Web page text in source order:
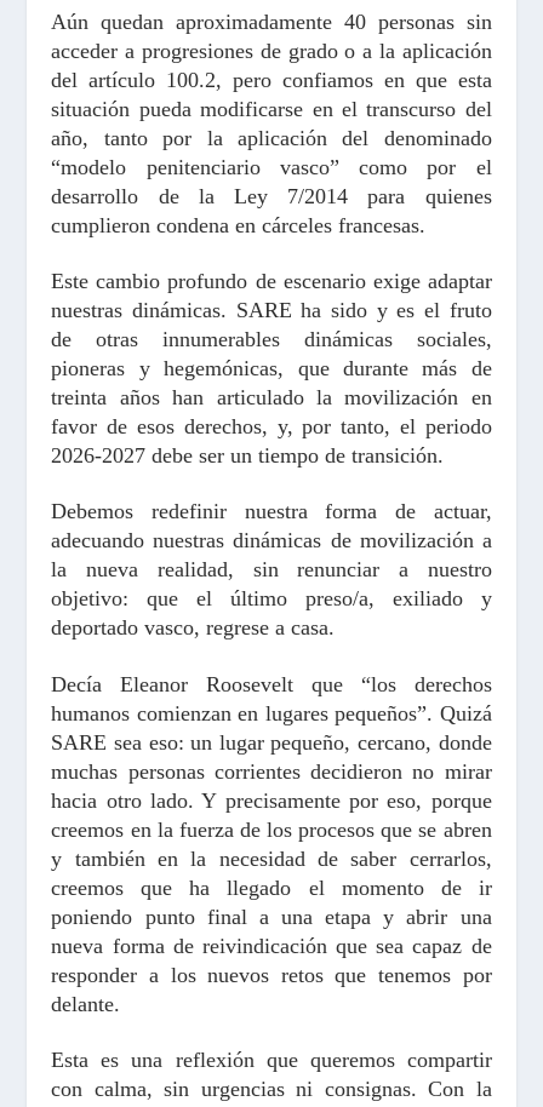
Aún quedan aproximadamente 40 personas sin
acceder a progresiones de grado o a la aplicación
del artículo 100.2, pero confiamos en que esta
situación pueda modificarse en el transcurso del
año, tanto por la aplicación del denominado
“modelo penitenciario vasco” como por el
desarrollo de la Ley 7/2014 para quienes
cumplieron condena en cárceles francesas.
Este cambio profundo de escenario exige adaptar
nuestras dinámicas. SARE ha sido y es el fruto
de otras innumerables dinámicas sociales,
pioneras y hegemónicas, que durante más de
treinta años han articulado la movilización en
favor de esos derechos, y, por tanto, el periodo
2026-2027 debe ser un tiempo de transición.
Debemos redefinir nuestra forma de actuar,
adecuando nuestras dinámicas de movilización a
la nueva realidad, sin renunciar a nuestro
objetivo: que el último preso/a, exiliado y
deportado vasco, regrese a casa.
Decía Eleanor Roosevelt que “los derechos
humanos comienzan en lugares pequeños”. Quizá
SARE sea eso: un lugar pequeño, cercano, donde
muchas personas corrientes decidieron no mirar
hacia otro lado. Y precisamente por eso, porque
creemos en la fuerza de los procesos que se abren
y también en la necesidad de saber cerrarlos,
creemos que ha llegado el momento de ir
poniendo punto final a una etapa y abrir una
nueva forma de reivindicación que sea capaz de
responder a los nuevos retos que tenemos por
delante.
Esta es una reflexión que queremos compartir
con calma, sin urgencias ni consignas. Con la